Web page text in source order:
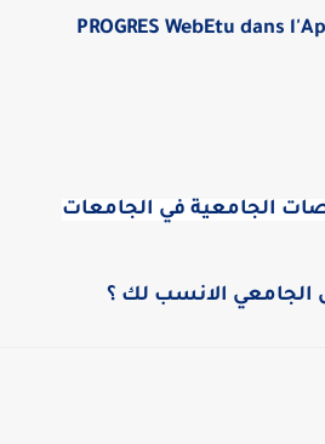
PROGRES WebEtu dans
الجامعية في الجامعات
الانسب لك ؟